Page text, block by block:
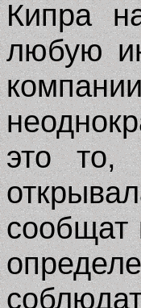
Кипра
любую
это то,
сообщат